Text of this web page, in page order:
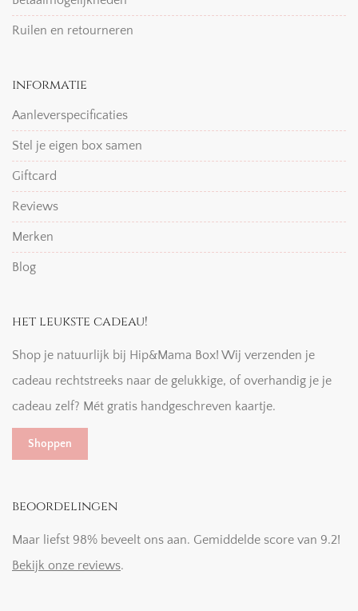
Ruilen en retourneren
informatie
Aanleverspecificaties
Stel je eigen box samen
Giftcard
Reviews
Merken
Blog
het leukste cadeau!
Shop je natuurlijk bij Hip&Mama Box! Wij verzenden je
cadeau rechtstreeks naar de gelukkige, of overhandig je je
cadeau zelf? Mét gratis handgeschreven kaartje.
Shoppen
beoordelingen
Maar liefst 98% beveelt ons aan. Gemiddelde score van 9.2!
Bekijk onze reviews.